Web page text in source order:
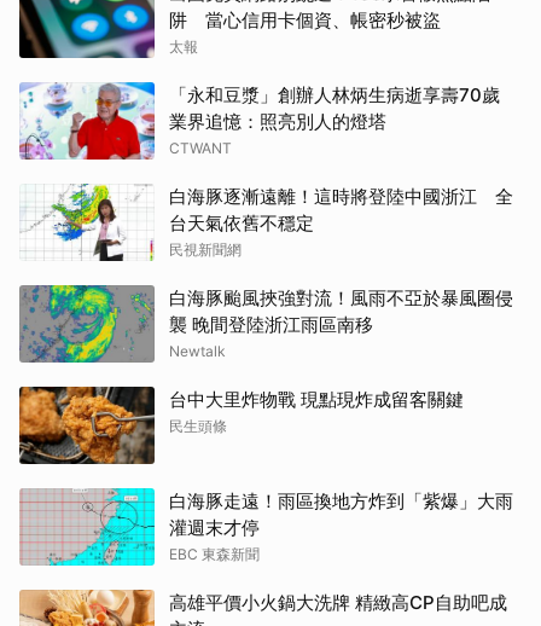
阱 當心信用卡個資、帳密秒被盜
太報
「永和豆漿」創辦人林炳生病逝享壽70歲
業界追憶：照亮別人的燈塔
CTWANT
白海豚逐漸遠離！這時將登陸中國浙江 全
台天氣依舊不穩定
民視新聞網
白海豚颱風挾強對流！風雨不亞於暴風圈侵
襲 晚間登陸浙江雨區南移
Newtalk
台中大里炸物戰 現點現炸成留客關鍵
民生頭條
白海豚走遠！雨區換地方炸到「紫爆」大雨
灌週末才停
EBC 東森新聞
高雄平價小火鍋大洗牌 精緻高CP自助吧成